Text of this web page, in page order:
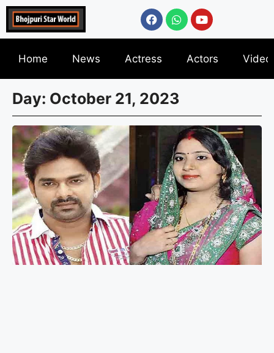
Home News Actress Actors
Day: October 21, 2023